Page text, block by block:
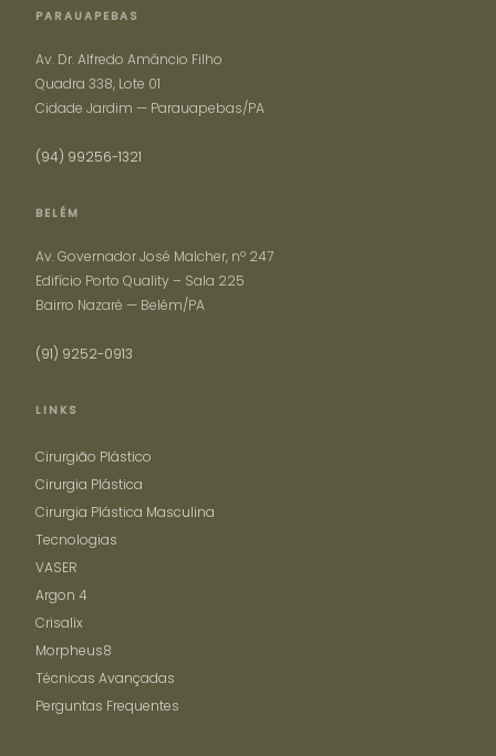
PARAUAPEBAS
Av. Dr. Alfredo Amâncio Filho
Quadra 338, Lote 01
Cidade Jardim — Parauapebas/PA
(94) 99256-1321
BELÉM
Av. Governador José Malcher, nº 247
Edifício Porto Quality – Sala 225
Bairro Nazaré — Belém/PA
(91) 9252-0913
LINKS
Cirurgião Plástico
Cirurgia Plástica
Cirurgia Plástica Masculina
Tecnologias
VASER
Argon 4
Crisalix
Morpheus8
Técnicas Avançadas
Perguntas Frequentes